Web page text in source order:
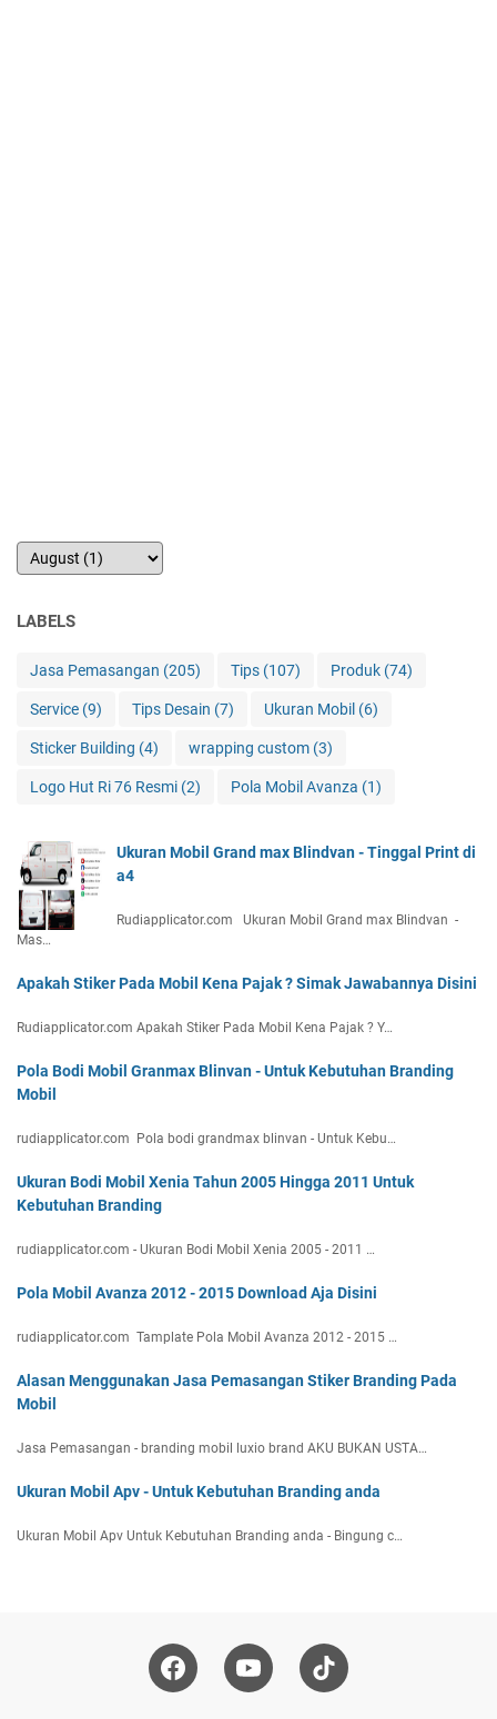
LABELS
Jasa Pemasangan (205) Tips (107) Produk (74)
Service (9) Tips Desain (7) Ukuran Mobil (6)
Sticker Building (4) wrapping custom (3)
Logo Hut Ri 76 Resmi (2) Pola Mobil Avanza (1)
Ukuran Mobil Grand max Blindvan - Tinggal Print di
a4
Rudiapplicator.com Ukuran Mobil Grand max Blindvan -
Mas…
Apakah Stiker Pada Mobil Kena Pajak ? Simak Jawabannya Disini
Rudiapplicator.com Apakah Stiker Pada Mobil Kena Pajak ? Y…
Pola Bodi Mobil Granmax Blinvan - Untuk Kebutuhan Branding
Mobil
rudiapplicator.com Pola bodi grandmax blinvan - Untuk Kebu…
Ukuran Bodi Mobil Xenia Tahun 2005 Hingga 2011 Untuk
Kebutuhan Branding
rudiapplicator.com - Ukuran Bodi Mobil Xenia 2005 - 2011 …
Pola Mobil Avanza 2012 - 2015 Download Aja Disini
rudiapplicator.com Tamplate Pola Mobil Avanza 2012 - 2015 …
Alasan Menggunakan Jasa Pemasangan Stiker Branding Pada
Mobil
Jasa Pemasangan - branding mobil luxio brand AKU BUKAN USTA…
Ukuran Mobil Apv - Untuk Kebutuhan Branding anda
Ukuran Mobil Apv Untuk Kebutuhan Branding anda - Bingung c…